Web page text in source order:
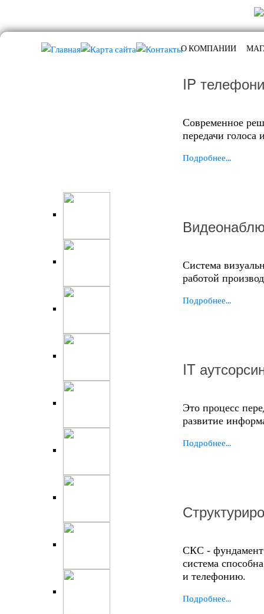
О КОМПАНИИ
IP
Современное
передачи голоса
Подробнее...
Система
работой
Подробнее...
IT
Это процесс
развитие
Подробнее...
СКС - фундамент
система
и телефонию.
Подробнее...